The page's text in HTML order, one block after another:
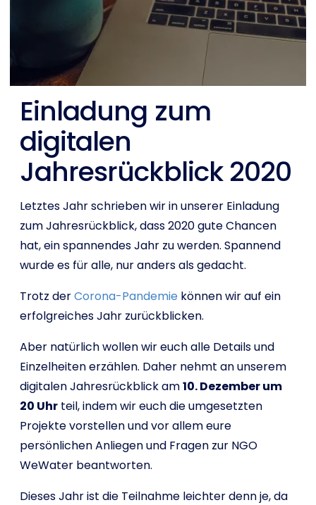
English
I want to help!
Einladung zum
digitalen
Jahresrückblick 2020
Letztes Jahr schrieben wir in unserer Einladung
zum Jahresrückblick, dass 2020 gute Chancen
hat, ein spannendes Jahr zu werden. Spannend
wurde es für alle, nur anders als gedacht.
Trotz derCorona-Pandemie können wir auf ein
erfolgreiches Jahr zurückblicken.
Aber natürlich wollen wir euch alle Details und
Einzelheiten erzählen. Daher nehmt an unserem
digitalen Jahresrückblick am10. Dezember um
20 Uhr teil, indem wir euch die umgesetzten
Projekte vorstellen und vor allem eure
persönlichen Anliegen und Fragen zur NGO
WeWater beantworten.
Dieses Jahr ist die Teilnahme leichter denn je, da